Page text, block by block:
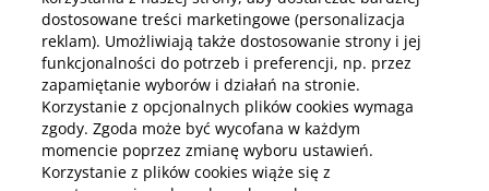
Pobierz aplikację mobilną
dostosowane treści marketingowe (personalizacja
reklam). Umożliwiają także dostosowanie strony i jej
funkcjonalności do potrzeb i preferencji, np. przez
zapamiętanie wyborów i działań na stronie.
Korzystanie z opcjonalnych plików cookies wymaga
zgody. Zgoda może być wycofana w każdym
momencie poprzez zmianę wyboru ustawień.
Korzystanie z plików cookies wiąże się z